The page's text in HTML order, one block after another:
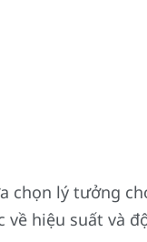
chọn lý tưởng
hiệu suất và